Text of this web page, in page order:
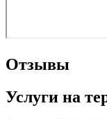
Отзывы
Услуги на